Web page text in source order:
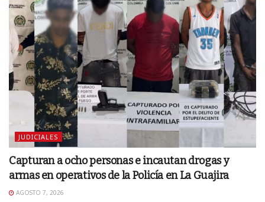
JUDICIALES
Capturan a ocho personas e incautan drogas y
armas en operativos de la Policía en La Guajira
AGOSTO 7, 2026